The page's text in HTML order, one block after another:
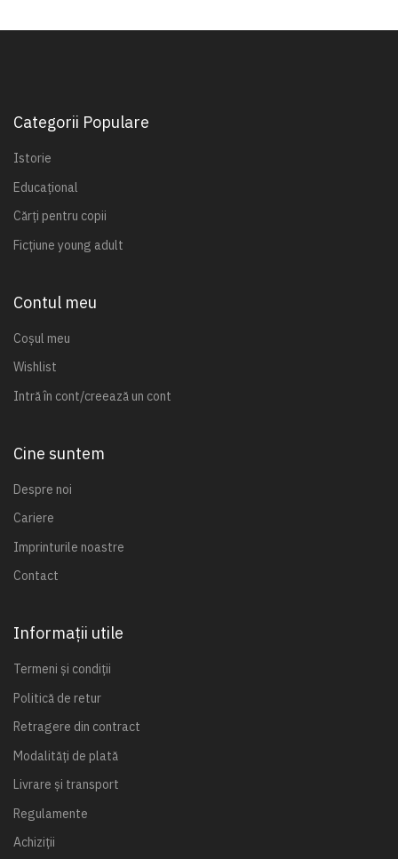
Categorii Populare
Istorie
Educațional
Cărți pentru copii
Ficțiune young adult
Contul meu
Coșul meu
Wishlist
Intră în cont/creează un cont
Cine suntem
Despre noi
Cariere
Imprinturile noastre
Contact
Informații utile
Termeni și condiții
Politică de retur
Retragere din contract
Modalități de plată
Livrare și transport
Regulamente
Achiziții